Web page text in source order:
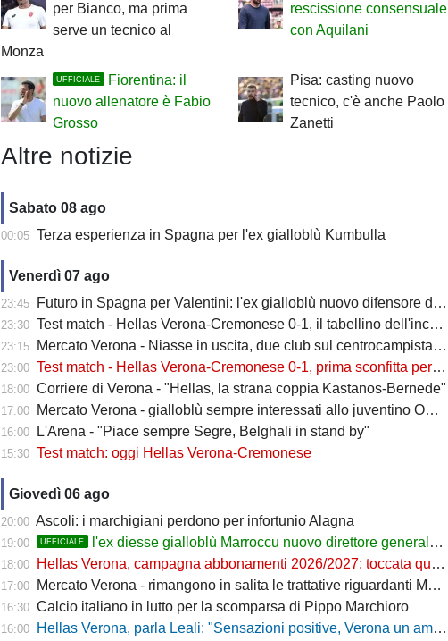
per Bianco, ma prima
serve un tecnico al
Monza
rescissione consensuale
con Aquilani
UFFICIALE
Fiorentina: il
nuovo allenatore è Fabio
Grosso
Pisa: casting nuovo
tecnico, c'è anche Paolo
Zanetti
Altre notizie
Sabato 08 ago
00:05 Terza esperienza in Spagna per l'ex gialloblù Kumbulla
Venerdì 07 ago
23:45 Futuro in Spagna per Valentini: l'ex gialloblù nuovo difensore dell'Alaves
23:30 Test match - Hellas Verona-Cremonese 0-1, il tabellino dell'incontro
23:15 Mercato Verona - Niasse in uscita, due club sul centrocampista senegalese
23:00 Test match - Hellas Verona-Cremonese 0-1, prima sconfitta per i gialloblù
18:00 Corriere di Verona - "Hellas, la strana coppia Kastanos-Bernede"
17:00 Mercato Verona - gialloblù sempre interessati allo juventino Owusu
16:00 L'Arena - "Piace sempre Segre, Belghali in stand by"
15:30 Test match: oggi Hellas Verona-Cremonese
Giovedì 06 ago
20:00 Ascoli: i marchigiani perdono per infortunio Alagna
19:00 UFFICIALE l'ex diesse gialloblù Marroccu nuovo direttore generale della Reggina
18:00 Hellas Verona, campagna abbonamenti 2026/2027: toccata quota 11mila
17:00 Mercato Verona - rimangono in salita le trattative riguardanti Montipò e Segre
16:30 Calcio italiano in lutto per la scomparsa di Pippo Marchioro
16:00 Hellas Verona, parla Leali: "Sensazioni positive, Verona un ambiente dove si può lavorare bene"